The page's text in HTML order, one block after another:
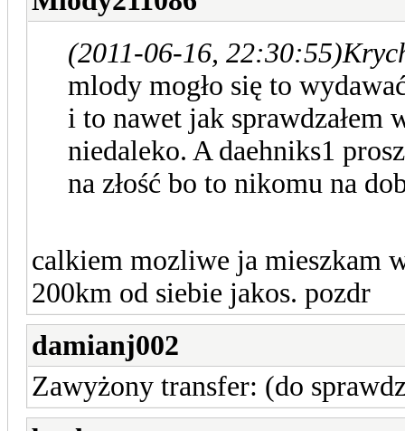
(2011-06-16, 22:30:55)
mlody mogło się to
i to nawet jak sprawdzałem
niedaleko. A daehniks1
na złość bo to nikomu na
calkiem mozliwe ja mieszkam
200km od siebie jakos. pozdr
damianj002
Zawyżony transfer: (do